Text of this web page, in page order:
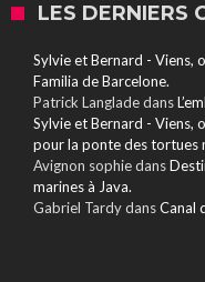
LES DERNIERS
Sylvie et Bernard - Viens,
Familia de Barcelone.
Patrick Langladedans
Sylvie et Bernard - Viens,
pour la ponte des tortues
Avignon sophiedans
marines à Java.
Gabriel TardydansCanal